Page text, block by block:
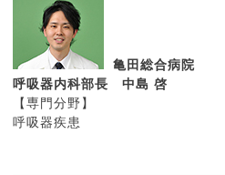
亀田総合病院
呼吸器内科部長 中島 啓
【専門分野】
呼吸器疾患